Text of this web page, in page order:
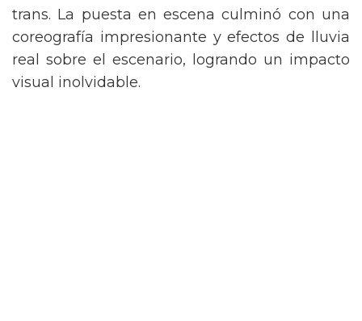
trans. La puesta en escena culminó con una
coreografía impresionante y efectos de lluvia
real sobre el escenario, logrando un impacto
visual inolvidable.